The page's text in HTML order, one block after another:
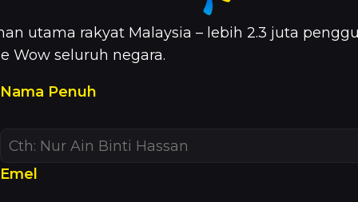
utama rakyat Malaysia – lebih 2.3 juta
Wow seluruh negara.
Nama Penuh
Emel